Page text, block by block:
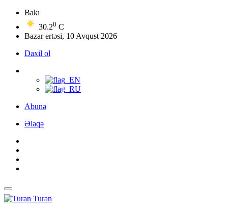
Bakı
30.20 C
Bazar ertəsi, 10 Avqust 2026
Daxil ol
Abunə
Əlaqə
Turan